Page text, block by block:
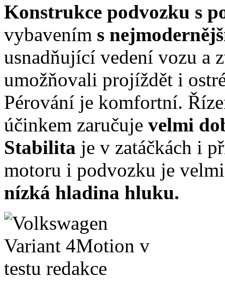
Konstrukce podvozku s
vybavením s
usnadňující vedení vozu a
umožňovali projíždět i
Pérování je komfortní.
účinkem zaručuje velmi
Stabilita je v zatáčkách i
motoru i podvozku je
nízká hladina hluku.